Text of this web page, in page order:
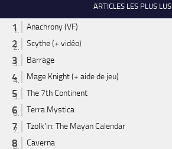
ARTICLES LES PLUS LUS
Anachrony (VF)
Scythe (+ vidéo)
Barrage
Mage Knight (+ aide de jeu)
The 7th Continent
Terra Mystica
Tzolk'in: The Mayan Calendar
Caverna